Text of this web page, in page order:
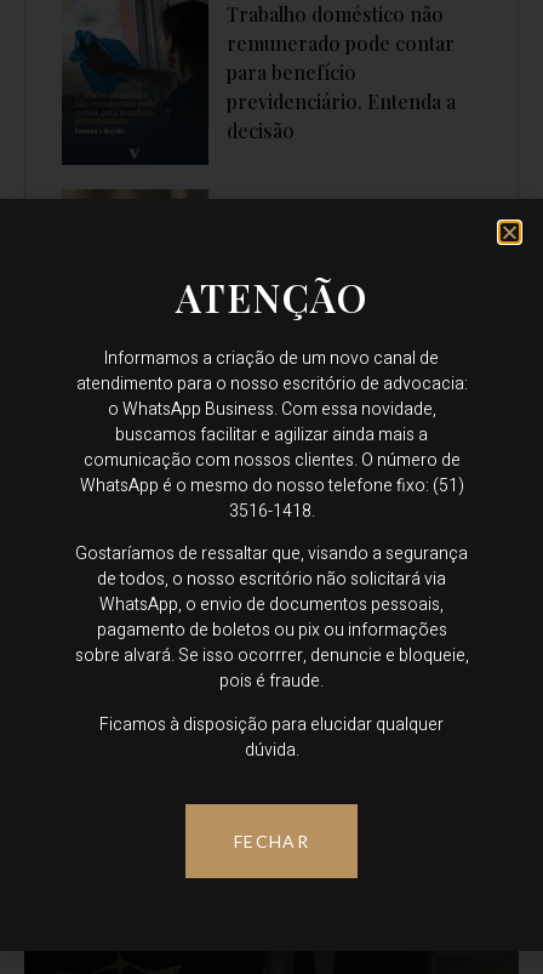
Trabalho doméstico não
remunerado pode contar
para benefício
previdenciário. Entenda a
decisão
Ano 2026
O divórcio de um sócio
pode, sim, afetar a empresa
Categorias
ATENÇÃO
Informamos a criação de um novo canal de
atendimento para o nosso escritório de advocacia:
o WhatsApp Business. Com essa novidade,
buscamos facilitar e agilizar ainda mais a
comunicação com nossos clientes. O número de
WhatsApp é o mesmo do nosso telefone fixo: (51)
3516-1418.
Gostaríamos de ressaltar que, visando a segurança
de todos, o nosso escritório não solicitará via
WhatsApp, o envio de documentos pessoais,
pagamento de boletos ou pix ou informações
sobre alvará. Se isso ocorrrer, denuncie e bloqueie,
pois é fraude.
Ficamos à disposição para elucidar qualquer
dúvida.
FECHAR